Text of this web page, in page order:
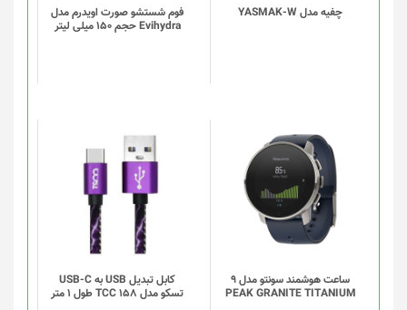
چفیه مدل YASMAK-W
فوم شستشو صورت اویدرم مدل
Evihydra حجم 150 میلی لیتر
ساعت هوشمند سونتو مدل 9
PEAK GRANITE TITANIUM
این
محصول
دارای
انواع
مختلفی
می
گزینه
ها
کابل تبدیل USB به USB-C
تسکو مدل TCC 158 طول 1 متر